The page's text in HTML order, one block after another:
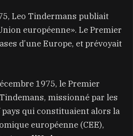
Leo Tindermans publiait
européenne». Le Premier
d’une Europe, et prévoyait
1975, le Premier
missionné par les
qui constituaient alors la
européenne (CEE),